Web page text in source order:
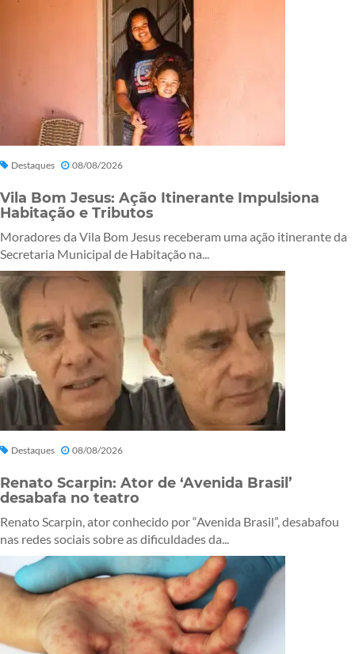
Destaques 08/08/2026
Vila Bom Jesus: Ação Itinerante Impulsiona
Habitação e Tributos
Moradores da Vila Bom Jesus receberam uma ação itinerante da
Secretaria Municipal de Habitação na...
Destaques 08/08/2026
Renato Scarpin: Ator de ‘Avenida Brasil’
desabafa no teatro
Renato Scarpin, ator conhecido por “Avenida Brasil”, desabafou
nas redes sociais sobre as dificuldades da...